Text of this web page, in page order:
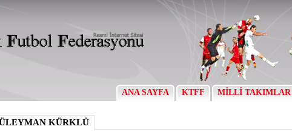
ANA SAYFA KTFF MİLLİ TAKIMLAR
KÜRKLÜ